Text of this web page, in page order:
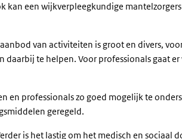
kan een wijkverpleegkundige
van activiteiten is groot en divers,
te helpen. Voor professionals gaat
professionals zo goed mogelijk te
geregeld.
is het lastig om het medisch en sociaal